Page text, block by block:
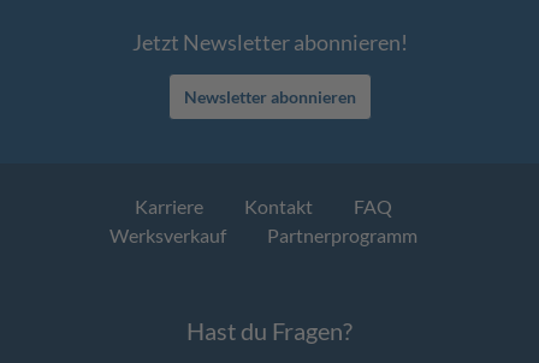
Jetzt Newsletter abonnieren!
Newsletter abonnieren
Karriere Kontakt
FAQ
Werksverkauf
Partnerprogramm
Hast du Fragen?